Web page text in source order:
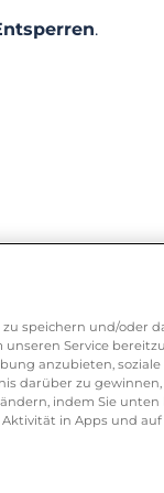
FRAGEN
.
oder deine
von uns
speichern und/oder
Service
anzubieten,
darüber zu
indem Sie unten
in Apps und